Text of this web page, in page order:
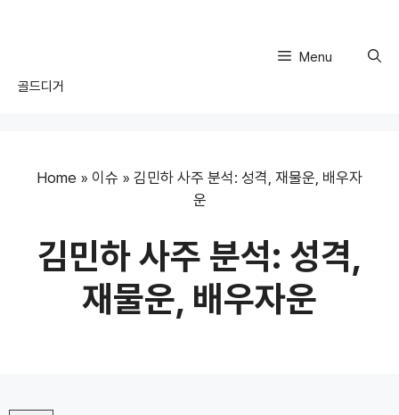
골드디거
Menu
Home » 이슈 » 김민하 사주 분석: 성격, 재물운, 배우자
운
김민하 사주 분석: 성격,
재물운, 배우자운